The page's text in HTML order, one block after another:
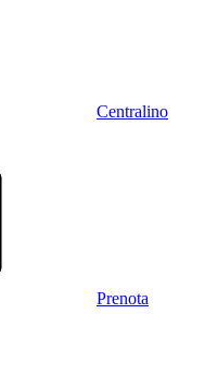
Centralino
Prenota